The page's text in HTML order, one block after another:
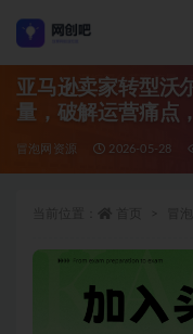
亚马逊卖家转型沃
量，破解运营痛点
冒泡网资源 2026-05-28